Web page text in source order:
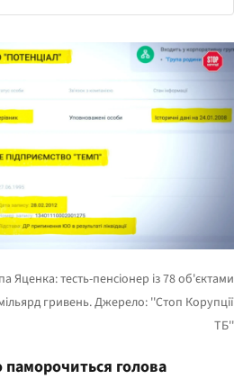
паморочиться голова